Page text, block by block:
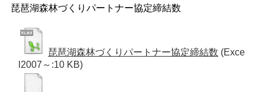
琵琶湖森林づくりパートナー協定締結数
琵琶湖森林づくりパートナー協定締結数 (Exce
l2007～:10 KB)